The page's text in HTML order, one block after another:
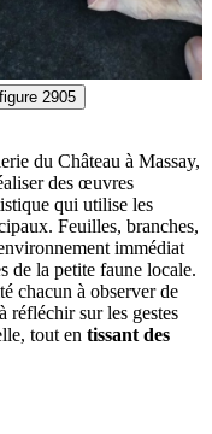
2905
du Château à Massay,
des œuvres
qui utilise les
Feuilles, branches,
immédiat
de la petite faune locale.
chacun à observer de
réfléchir sur les gestes
tout en tissant des